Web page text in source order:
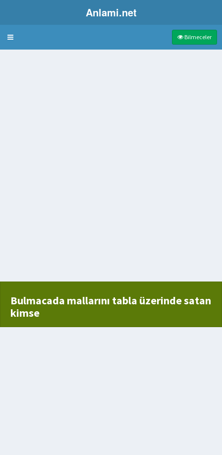
Anlami.net
Bulmaca Bilmeceler
Bulmacada mallarını tabla üzerinde satan
kimse